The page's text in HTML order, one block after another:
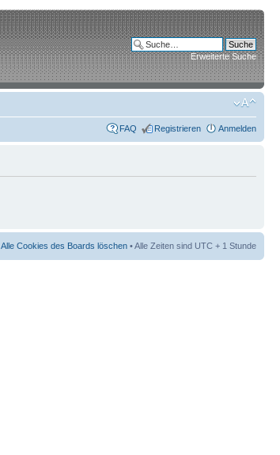
Erweiterte Suche
FAQ Registrieren Anmelden
Alle Cookies des Boards löschen • Alle Zeiten sind UTC + 1 Stunde